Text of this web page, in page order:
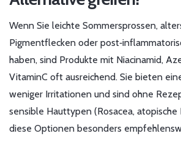
Wenn Sie leichte Sommersprossen,
Pigmentflecken oder
haben, sind Produkte mit Niacinamid,
VitaminC oft ausreichend. Sie bieten
weniger Irritationen und sind ohne
sensible Hauttypen (Rosacea, atopische
diese Optionen besonders